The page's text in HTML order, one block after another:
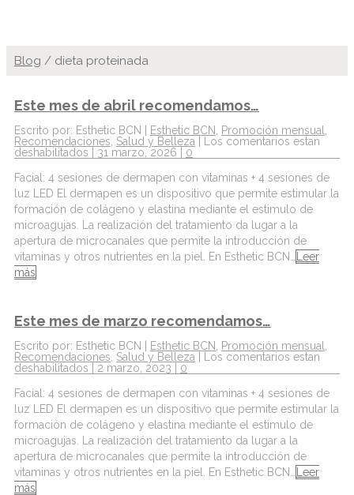
Blog / dieta proteinada
Este mes de abril recomendamos…
Escrito por: Esthetic BCN | Esthetic BCN Promoción mensual
Recomendaciones Salud y Belleza
Los comentarios estan
deshabilitados | 31 marzo, 2026 | 0
Facial: 4 sesiones de dermapen con vitaminas + 4 sesiones de
luz LED El dermapen es un dispositivo que permite estimular la
formación de colágeno y elastina mediante el estimulo de
microagujas. La realización del tratamiento da lugar a la
apertura de microcanales que permite la introducción de
vitaminas y otros nutrientes en la piel. En Esthetic BCN…
Leer
más
Este mes de marzo recomendamos…
Escrito por: Esthetic BCN | Esthetic BCN Promoción mensual
Recomendaciones Salud y Belleza
Los comentarios estan
deshabilitados | 2 marzo, 2023 | 0
Facial: 4 sesiones de dermapen con vitaminas + 4 sesiones de
luz LED El dermapen es un dispositivo que permite estimular la
formación de colágeno y elastina mediante el estimulo de
microagujas. La realización del tratamiento da lugar a la
apertura de microcanales que permite la introducción de
vitaminas y otros nutrientes en la piel. En Esthetic BCN…
Leer
más